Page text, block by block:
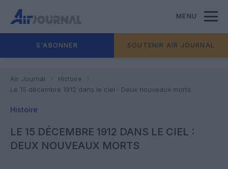
MENU
S'ABONNER SOUTENIR AIR JOURNAL
Air Journal
Histoire
Le 15 décembre 1912 dans le ciel : Deux nouveaux morts
Histoire
LE 15 DÉCEMBRE 1912 DANS LE CIEL :
DEUX NOUVEAUX MORTS